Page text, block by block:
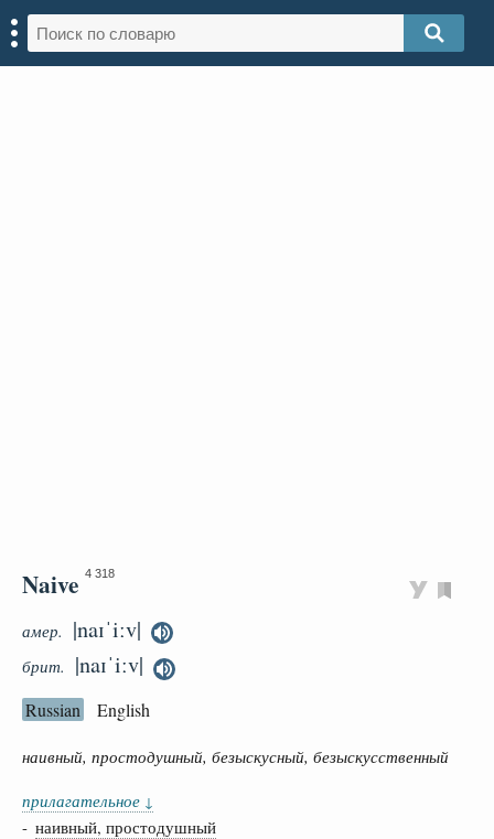
Naive 4 318
амер. |naɪˈiːv|
брит. |naɪˈiːv|
Russian English
наивный, простодушный, безыскусный, безыскусственный
прилагательное ↓
- наивный, простодушный